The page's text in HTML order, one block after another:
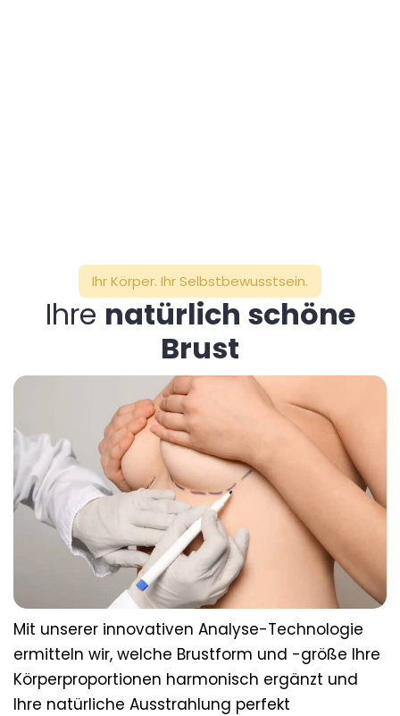
Ihr Körper. Ihr Selbstbewusstsein.
Ihre natürlich schöne
Brust
Mit unserer innovativen Analyse-Technologie
ermitteln wir, welche Brustform und -größe Ihre
Körperproportionen harmonisch ergänzt und
Ihre natürliche Ausstrahlung perfekt